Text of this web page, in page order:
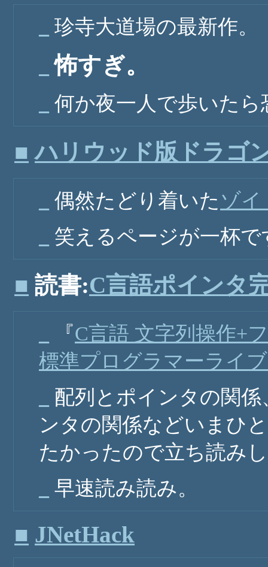
珍寺大道場の最新作。
怖すぎ。
何か夜一人で歩いた
■ ハリウッド版ドラゴ
偶然たどり着いた ゾイ
笑えるページが一杯
■ 読書:C言語ポインタ
『C言語 文字列操作+
標準プログラマーライ
配列とポインタの関
ンタの関係などいまひ
たかったので立ち読み
早速読み読み。
■ JNetHack